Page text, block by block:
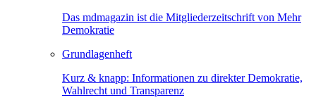
Das mdmagazin ist die Mitgliederzeitschrift von Mehr
Demokratie
Grundlagenheft
Kurz & knapp: Informationen zu direkter Demokratie,
Wahlrecht und Transparenz